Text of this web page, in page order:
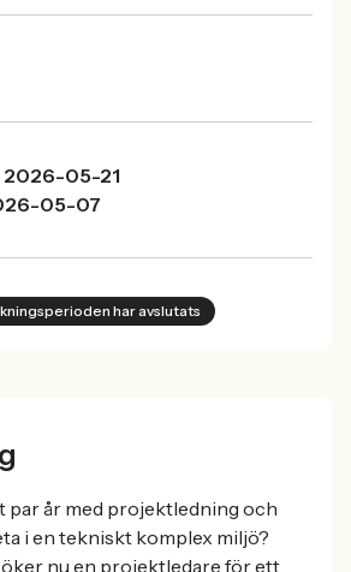
2026-05-21
05-07
har avslutats
par år med projektledning och
i en tekniskt komplex miljö?
nu en projektledare för ett